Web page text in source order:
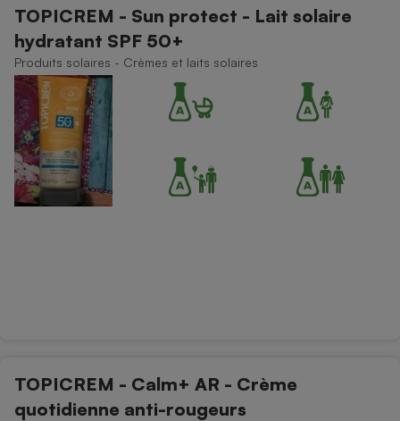
TOPICREM - Sun protect - Lait solaire
hydratant SPF 50+
Produits solaires - Crèmes et laits solaires
TOPICREM - Calm+ AR - Crème
quotidienne anti-rougeurs